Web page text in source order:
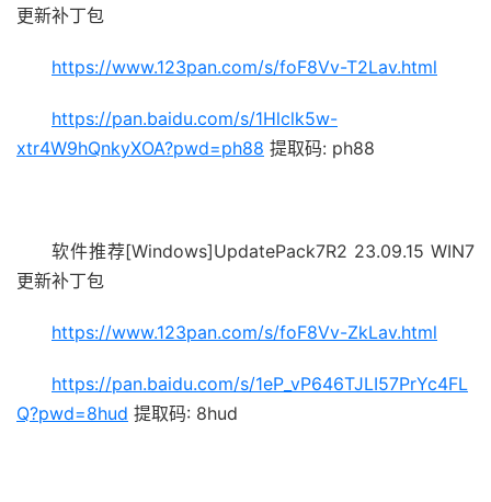
更新补丁包
https://www.123pan.com/s/foF8Vv-T2Lav.html
https://pan.baidu.com/s/1Hlclk5w-
xtr4W9hQnkyXOA?pwd=ph88 提取码: ph88
软件推荐[Windows]UpdatePack7R2 23.09.15 WIN7
更新补丁包
https://www.123pan.com/s/foF8Vv-ZkLav.html
https://pan.baidu.com/s/1eP_vP646TJLI57PrYc4FL
Q?pwd=8hud 提取码: 8hud